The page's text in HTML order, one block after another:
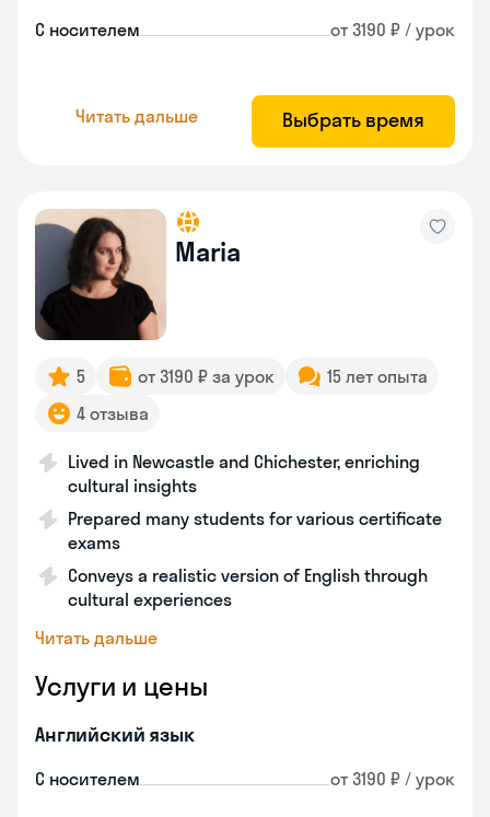
С носителем от 3190 ₽ / урок
Читать дальше Выбрать время
Maria
5 от 3190 ₽ за урок
15 лет опыта
4 отзыва
Lived in Newcastle and Chichester, enriching
cultural insights
Prepared many students for various certificate
exams
Conveys a realistic version of English through
cultural experiences
Читать дальше
Услуги и цены
Английский язык
С носителем от 3190 ₽ / урок